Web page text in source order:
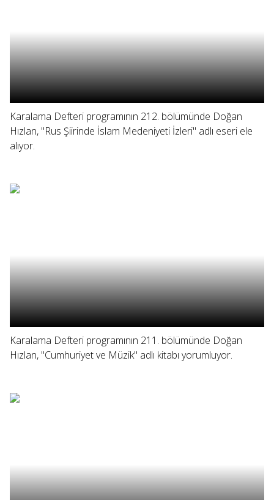
Karalama Defteri programının 212. bölümünde Doğan
Hızlan, "Rus Şiirinde İslam Medeniyeti İzleri" adlı eseri ele
alıyor.
Karalama Defteri programının 211. bölümünde Doğan
Hızlan, "Cumhuriyet ve Müzik" adlı kitabı yorumluyor.